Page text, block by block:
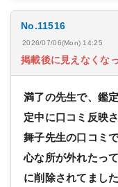
No.11516
2026/07/06(Mon) 14:25
掲載後に見えなくな
満了の先生で、鑑
定中に口コミ反映
舞子先生の口コミ
心な所が外れたっ
に削除されてました